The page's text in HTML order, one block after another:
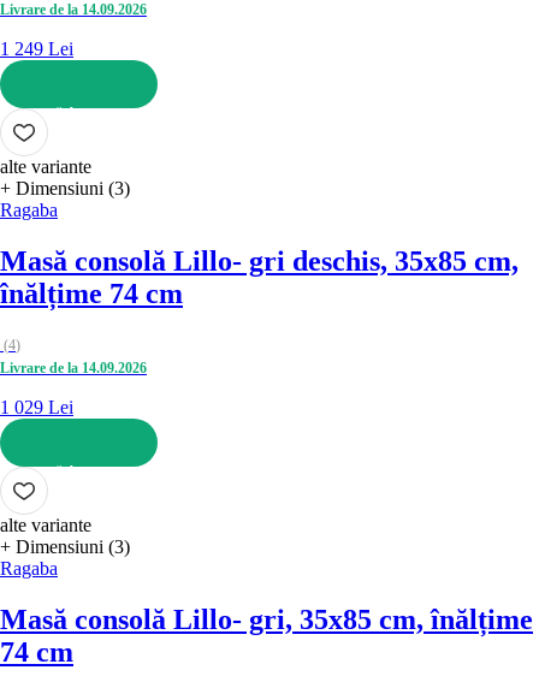
Livrare de la 14.09.2026
1 249 Lei
ADAUGĂ ÎN COȘ
alte variante
+ Dimensiuni (3)
Ragaba
Masă consolă Lillo- gri deschis, 35x85 cm,
înălțime 74 cm
(4)
Livrare de la 14.09.2026
1 029 Lei
ADAUGĂ ÎN COȘ
alte variante
+ Dimensiuni (3)
Ragaba
Masă consolă Lillo- gri, 35x85 cm, înălțime
74 cm